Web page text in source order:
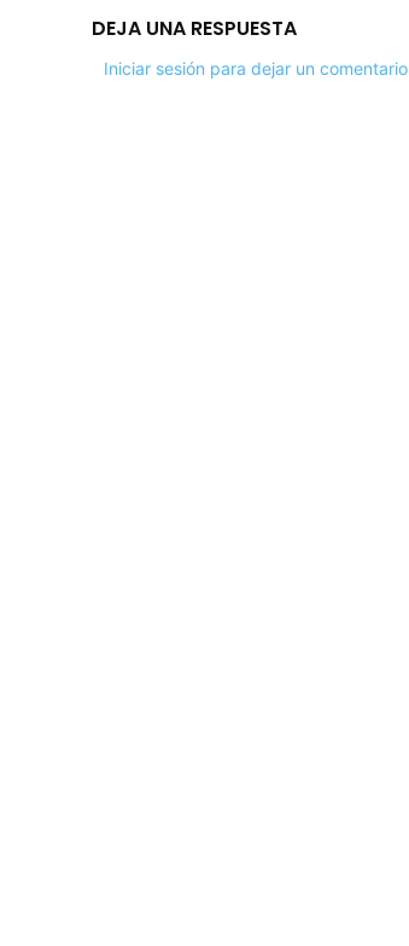
DEJA UNA RESPUESTA
Iniciar sesión para dejar un comentario